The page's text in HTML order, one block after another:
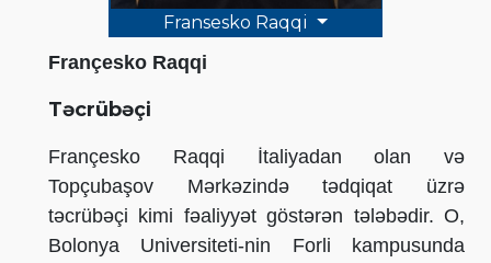
Fransesko Raqqi
Françesko Raqqi
Təcrübəçi
Françesko Raqqi İtaliyadan olan və
Topçubaşov Mərkəzində tədqiqat üzrə
təcrübəçi kimi fəaliyyət göstərən tələbədir. O,
Bolonya Universiteti-nin Forli kampusunda